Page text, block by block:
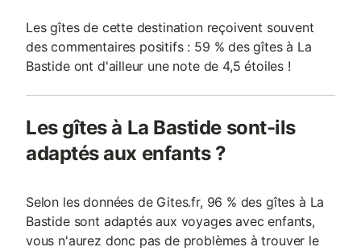
Les gîtes de cette destination reçoivent souvent
des commentaires positifs : 59 % des gîtes à La
Bastide ont d'ailleur une note de 4,5 étoiles !
Les gîtes à La Bastide sont-ils
adaptés aux enfants ?
Selon les données de Gites.fr, 96 % des gîtes à La
Bastide sont adaptés aux voyages avec enfants,
vous n'aurez donc pas de problèmes à trouver le